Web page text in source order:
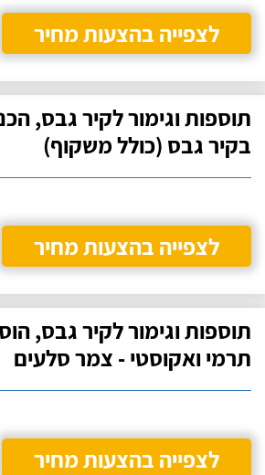
לצפייה בהצעות מחיר
תוספות וגימור לקיר גבס,
בקיר גבס (כולל משקוף)
לצפייה בהצעות מחיר
תוספות וגימור לקיר גבס,
תרמי ואקוסטי - צמר סלעים
לצפייה בהצעות מחיר